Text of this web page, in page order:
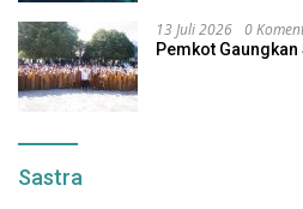
13 Juli 2026 0
Pemkot
Sastra